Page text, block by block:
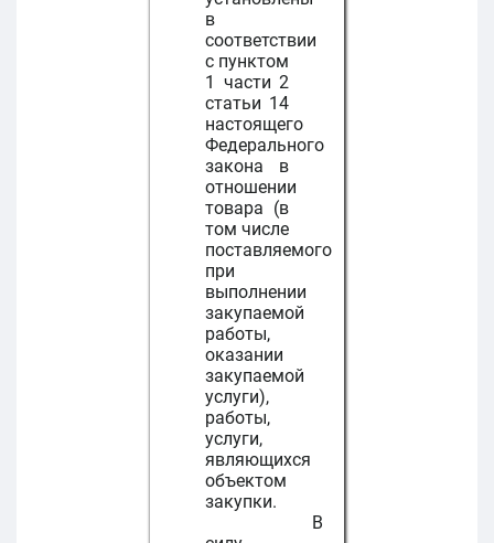
в
соответствии
с пунктом
1 части 2
статьи 14
настоящего
Федерального
закона в
отношении
товара (в
том числе
поставляемого
при
выполнении
закупаемой
работы,
оказании
закупаемой
услуги),
работы,
услуги,
являющихся
объектом
закупки.
В